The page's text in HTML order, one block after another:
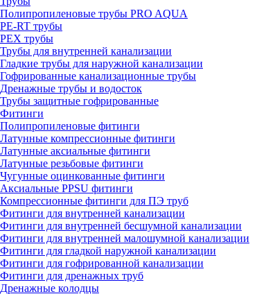
Полипропиленовые трубы PRO AQUA
PE-RT трубы
PEX трубы
Трубы для внутренней канализации
Гладкие трубы для наружной канализации
Гофрированные канализационные трубы
Дренажные трубы и водосток
Трубы защитные гофрированные
Фитинги
Полипропиленовые фитинги
Латунные компрессионные фитинги
Латунные аксиальные фитинги
Латунные резьбовые фитинги
Чугунные оцинкованные фитинги
Аксиальные PPSU фитинги
Компрессионные фитинги для ПЭ труб
Фитинги для внутренней канализации
Фитинги для внутренней бесшумной канализации
Фитинги для внутренней малошумной канализации
Фитинги для гладкой наружной канализации
Фитинги для гофрированной канализации
Фитинги для дренажных труб
Дренажные колодцы